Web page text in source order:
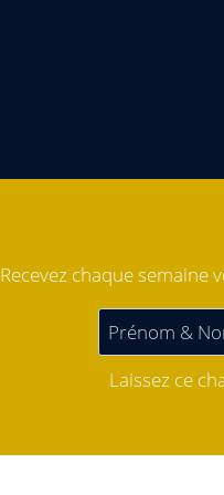
Recevez chaque
Laissez ce